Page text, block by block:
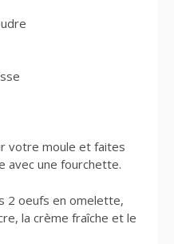
votre moule et faites
avec une fourchette.
2 oeufs en omelette,
la crème fraîche et le